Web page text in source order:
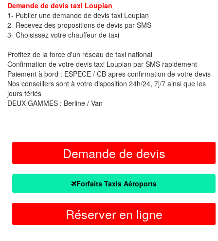
Demande de devis taxi Loupian
1- Publier une demande de devis taxi Loupian
2- Recevez des propositions de devis par SMS
3- Choisissez votre chauffeur de taxi
Profitez de la force d'un réseau de taxi national
Confirmation de votre devis taxi Loupian par SMS rapidement
Paiement à bord : ESPECE / CB apres confirmation de votre devis
Nos conseillers sont à votre disposition 24h/24, 7j/7 ainsi que les
jours fériés
DEUX GAMMES : Berline / Van
Demande de devis
Forfaits Taxis Aéroports
Réserver en ligne